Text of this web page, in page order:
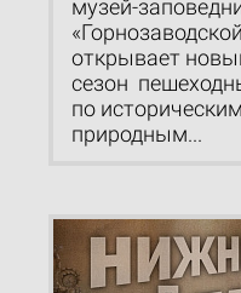
музей-
открывает
сезон
по
природным...